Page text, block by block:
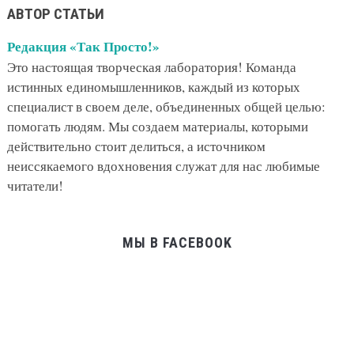
АВТОР СТАТЬИ
Редакция «Так Просто!»
Это настоящая творческая лаборатория! Команда
истинных единомышленников, каждый из которых
специалист в своем деле, объединенных общей целью:
помогать людям. Мы создаем материалы, которыми
действительно стоит делиться, а источником
неиссякаемого вдохновения служат для нас любимые
читатели!
МЫ В FACEBOOK